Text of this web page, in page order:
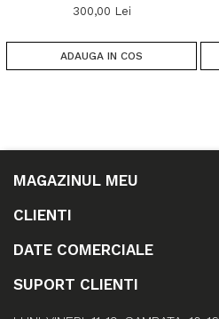
300,00 Lei
ADAUGA IN COS
MAGAZINUL MEU
CLIENTI
DATE COMERCIALE
SUPORT CLIENTI